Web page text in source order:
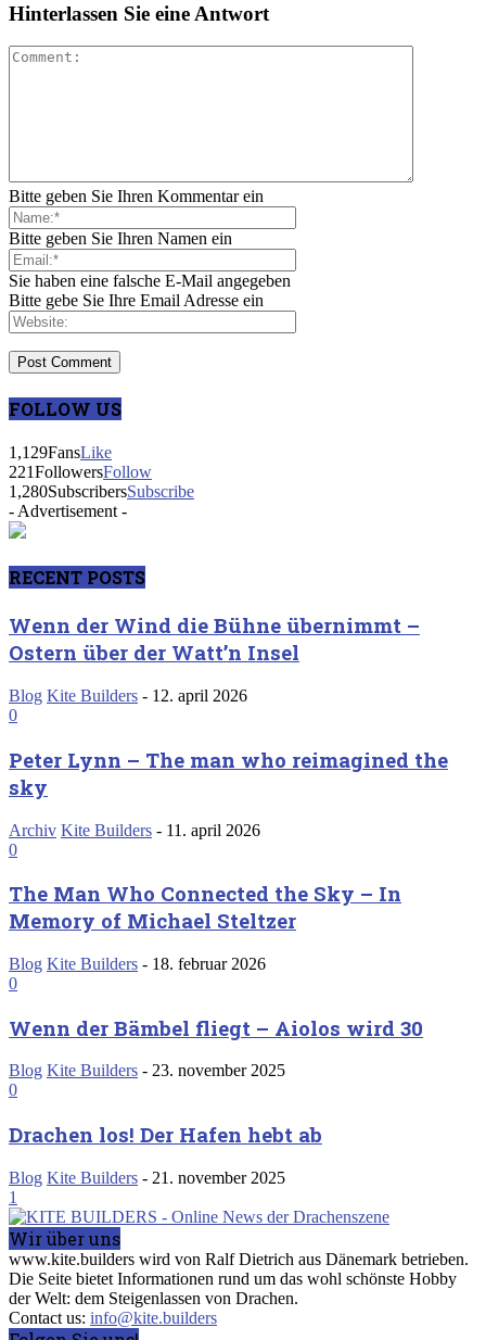
Hinterlassen Sie eine Antwort
Bitte geben Sie Ihren Kommentar ein
Bitte geben Sie Ihren Namen ein
Sie haben eine falsche E-Mail angegeben
Bitte gebe Sie Ihre Email Adresse ein
FOLLOW US
1,129FansLike
221FollowersFollow
1,280SubscribersSubscribe
- Advertisement -
RECENT POSTS
Wenn der Wind die Bühne übernimmt –
Ostern über der Watt’n Insel
Blog Kite Builders - 12. april 2026
0
Peter Lynn – The man who reimagined the
sky
Archiv Kite Builders - 11. april 2026
0
The Man Who Connected the Sky – In
Memory of Michael Steltzer
Blog Kite Builders - 18. februar 2026
0
Wenn der Bämbel fliegt – Aiolos wird 30
Blog Kite Builders - 23. november 2025
0
Drachen los! Der Hafen hebt ab
Blog Kite Builders - 21. november 2025
1
Wir über uns
www.kite.builders wird von Ralf Dietrich aus Dänemark betrieben.
Die Seite bietet Informationen rund um das wohl schönste Hobby
der Welt: dem Steigenlassen von Drachen.
Contact us: info@kite.builders